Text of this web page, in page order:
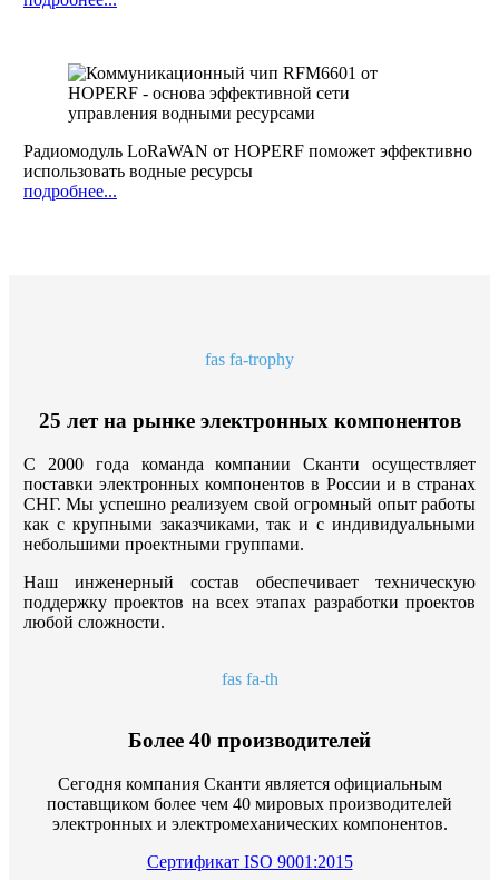
Радиомодуль LoRaWAN от HOPERF поможет эффективно
использовать водные ресурсы
подробнее...
fas fa-trophy
25 лет на рынке электронных компонентов
С 2000 года команда компании Сканти осуществляет
поставки электронных компонентов в России и в странах
СНГ. Мы успешно реализуем свой огромный опыт работы
как с крупными заказчиками, так и с индивидуальными
небольшими проектными группами.
Наш инженерный состав обеспечивает техническую
поддержку проектов на всех этапах разработки проектов
любой сложности.
fas fa-th
Более 40 производителей
Сегодня компания Сканти является официальным
поставщиком более чем 40 мировых производителей
электронных и электромеханических компонентов.
Сертификат ISO 9001:2015